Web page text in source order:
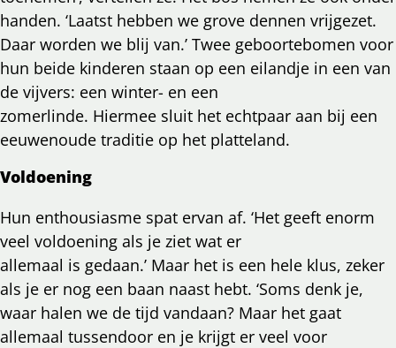
handen. ‘Laatst hebben we grove dennen vrijgezet.
Daar worden we blij van.’ Twee geboortebomen voor
hun beide kinderen staan op een eilandje in een van
de vijvers: een winter- en een
zomerlinde. Hiermee sluit het echtpaar aan bij een
eeuwenoude traditie op het platteland.
Voldoening
Hun enthousiasme spat ervan af. ‘Het geeft enorm
veel voldoening als je ziet wat er
allemaal is gedaan.’ Maar het is een hele klus, zeker
als je er nog een baan naast hebt. ‘Soms denk je,
waar halen we de tijd vandaan? Maar het gaat
allemaal tussendoor en je krijgt er veel voor